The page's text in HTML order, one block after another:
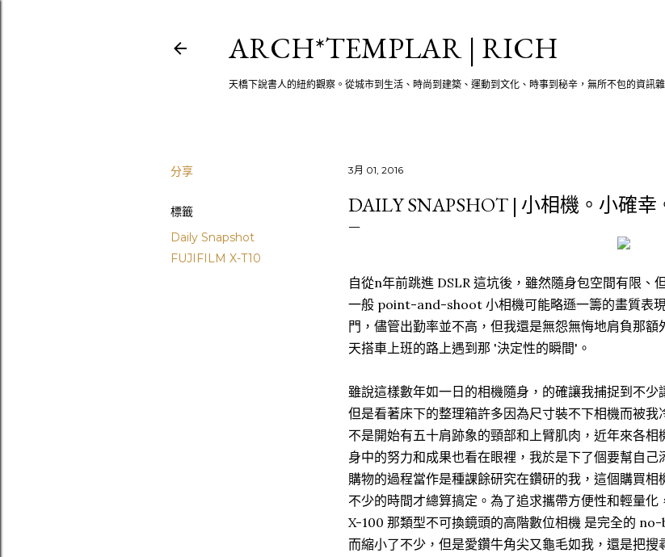
ARCH*TEMPLAR | RICH
天橋下說書人的紐約觀察。從城市到生活、時尚到建築、運動到文化、時事到秘辛，無所不包的資訊
分享
標籤
Daily Snapshot
FUJIFILM X-T10
3月 01, 2016
DAILY SNAPSHOT | 小相機。小確幸
自從n年前跳進 DSLR 這坑後，雖然隨身包空間有限、
一般 point-and-shoot 小相機可能略遜一籌的畫質表
門，儘管出勤率並不高，但我還是無怨無悔地肩負那
天搭車上班的路上遇到那 '決定性的瞬間'。
雖說這樣數年如一日的相機隨身，的確讓我捕捉到不少
但是看著床下的整理箱許多因為尺寸裝不下相機而被
不是開始有五十肩跡象的頸部和上臂肌肉，近年來各
身中的努力和成果也看在眼裡，我於是下了個要幫自
購物的過程當作是種課餘研究在鑽研的我，這個購買
不少的時間才總算搞定。為了追求攜帶方便性和輕量
X-100 那類型不可換鏡頭的高階數位相機 是完全的
而縮小了不少，但是愛鑽牛角尖又龜毛如我，還是把